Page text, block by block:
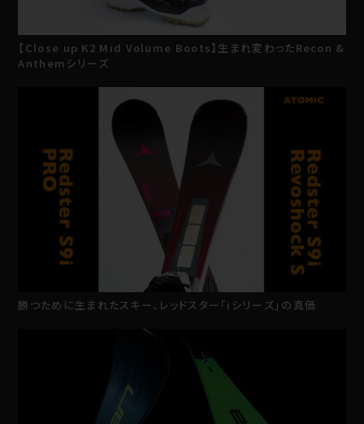
【Close up K2 Mid Volume Boots】生まれ変わったRecon &
Anthemシリーズ
勝つために生まれたスキー、レッドスター「iシリーズ」の真価